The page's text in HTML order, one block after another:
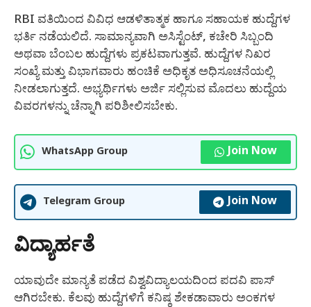
RBI ವತಿಯಿಂದ ವಿವಿಧ ಆಡಳಿತಾತ್ಮಕ ಹಾಗೂ ಸಹಾಯಕ ಹುದ್ದೆಗಳ
ಭರ್ತಿ ನಡೆಯಲಿದೆ. ಸಾಮಾನ್ಯವಾಗಿ ಅಸಿಸ್ಟೆಂಟ್, ಕಚೇರಿ ಸಿಬ್ಬಂದಿ
ಅಥವಾ ಬೆಂಬಲ ಹುದ್ದೆಗಳು ಪ್ರಕಟವಾಗುತ್ತವೆ. ಹುದ್ದೆಗಳ ನಿಖರ
ಸಂಖ್ಯೆ ಮತ್ತು ವಿಭಾಗವಾರು ಹಂಚಿಕೆ ಅಧಿಕೃತ ಅಧಿಸೂಚನೆಯಲ್ಲಿ
ನೀಡಲಾಗುತ್ತದೆ. ಅಭ್ಯರ್ಥಿಗಳು ಅರ್ಜಿ ಸಲ್ಲಿಸುವ ಮೊದಲು ಹುದ್ದೆಯ
ವಿವರಗಳನ್ನು ಚೆನ್ನಾಗಿ ಪರಿಶೀಲಿಸಬೇಕು.
WhatsApp Group Join Now
Telegram Group Join Now
ವಿದ್ಯಾರ್ಹತೆ
ಯಾವುದೇ ಮಾನ್ಯತೆ ಪಡೆದ ವಿಶ್ವವಿದ್ಯಾಲಯದಿಂದ ಪದವಿ ಪಾಸ್
ಆಗಿರಬೇಕು. ಕೆಲವು ಹುದ್ದೆಗಳಿಗೆ ಕನಿಷ್ಠ ಶೇಕಡಾವಾರು ಅಂಕಗಳ